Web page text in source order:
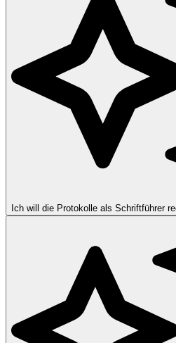
Ich will die Protokolle als Schriftführer